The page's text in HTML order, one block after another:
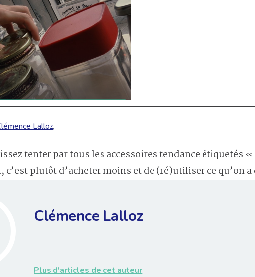
Lalloz,
tenter par tous les accessoires tendance étiquetés
c’est plutôt d’acheter moins et de (ré)utiliser ce qu’on a
Clémence Lalloz
Plus d'articles de cet auteur